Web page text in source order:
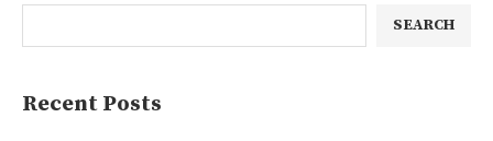
SEARCH
Recent Posts